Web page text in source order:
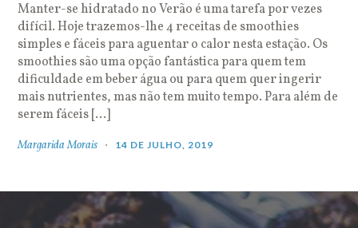
Manter-se hidratado no Verão é uma tarefa por vezes
difícil. Hoje trazemos-lhe 4 receitas de smoothies
simples e fáceis para aguentar o calor nesta estação. Os
smoothies são uma opção fantástica para quem tem
dificuldade em beber água ou para quem quer ingerir
mais nutrientes, mas não tem muito tempo. Para além de
serem fáceis […]
Margarida Morais 14 DE JULHO, 2019